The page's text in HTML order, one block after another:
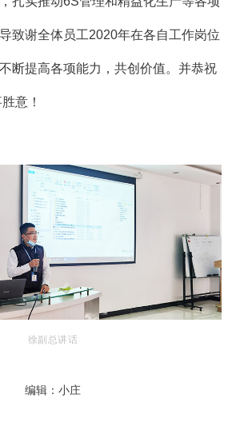
致谢全体员工2020年在各自工作岗位
断提高各项能力，共创价值。并恭祝
意！
徐副总讲话
编辑：小庄